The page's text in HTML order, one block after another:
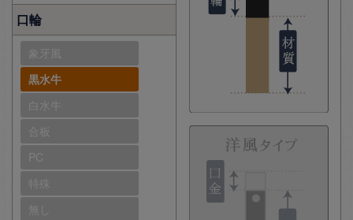
口輪
象牙風
黒水牛
白水牛
合板
PC
特殊
無し